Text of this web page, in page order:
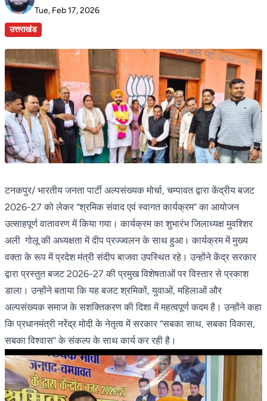
Tue, Feb 17, 2026
उत्तराखंड
टनकपुर/ भारतीय जनता पार्टी अल्पसंख्यक मोर्चा, चम्पावत द्वारा केंद्रीय बजट
2026-27 को लेकर “श्रमिक संवाद एवं स्वागत कार्यक्रम” का आयोजन
उत्साहपूर्ण वातावरण में किया गया। कार्यक्रम का शुभारंभ जिलाध्यक्ष मुवश्शिर
अली गोलू की अध्यक्षता में दीप प्रज्ज्वलन के साथ हुआ। कार्यक्रम में मुख्य
वक्ता के रूप में प्रदेश मंत्री संदीप बाजवा उपस्थित रहे। उन्होंने केंद्र सरकार
द्वारा प्रस्तुत बजट 2026-27 की प्रमुख विशेषताओं पर विस्तार से प्रकाश
डाला। उन्होंने बताया कि यह बजट श्रमिकों, युवाओं, महिलाओं और
अल्पसंख्यक समाज के सशक्तिकरण की दिशा में महत्वपूर्ण कदम है। उन्होंने कहा
कि प्रधानमंत्री नरेंद्र मोदी के नेतृत्व में सरकार “सबका साथ, सबका विकास,
सबका विश्वास” के संकल्प के साथ कार्य कर रही है।